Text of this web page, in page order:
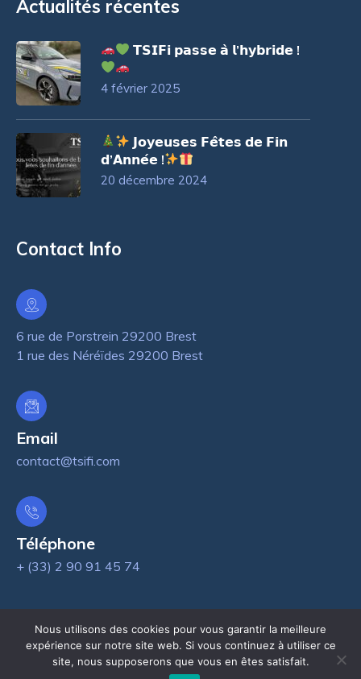
Actualités récentes
𝗧𝗦𝗜𝗙𝗶 𝗽𝗮𝘀𝘀𝗲 𝗮̀ 𝗹’𝗵𝘆𝗯𝗿𝗶𝗱𝗲 !
4 février 2025
𝗝𝗼𝘆𝗲𝘂𝘀𝗲𝘀 𝗙𝗲̂𝘁𝗲𝘀 𝗱𝗲 𝗙𝗶𝗻
𝗱’𝗔𝗻𝗻𝗲́𝗲 !
20 décembre 2024
Contact Info
6 rue de Porstrein 29200 Brest
1 rue des Néréïdes 29200 Brest
Email
contact@tsifi.com
Téléphone
+ (33) 2 90 91 45 74
Nous utilisons des cookies pour vous garantir la meilleure
expérience sur notre site web. Si vous continuez à utiliser ce
site, nous supposerons que vous en êtes satisfait.